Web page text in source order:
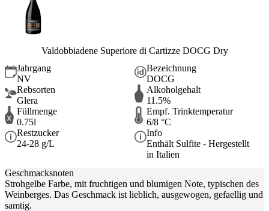
Valdobbiadene Superiore di Cartizze DOCG Dry
Jahrgang
NV
Bezeichnung
DOCG
Rebsorten
Glera
Alkoholgehalt
11.5%
Füllmenge
0.75l
Empf. Trinktemperatur
6/8 °C
Restzucker
24-28 g/L
Info
Enthält Sulfite - Hergestellt
in Italien
Geschmacksnoten
Strohgelbe Farbe, mit fruchtigen und blumigen Note, typischen des
Weinberges. Das Geschmack ist lieblich, ausgewogen, gefaellig und
samtig.